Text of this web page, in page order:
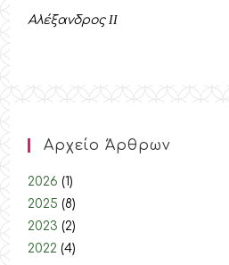
ΑλέξανδροςII
Αρχείο Άρθρων
2026 (1)
2025 (8)
2023 (2)
2022 (4)